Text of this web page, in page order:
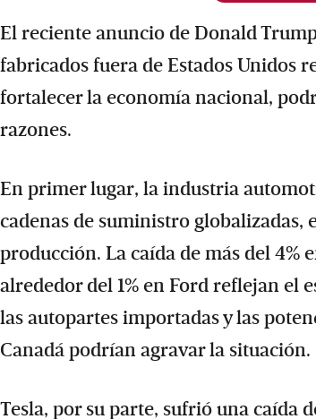
El reciente anuncio de Donald
fabricados fuera de Estados Unidos
fortalecer la economía nacional,
razones.
En primer lugar, la industria
cadenas de suministro
producción. La caída de más del 4%
alrededor del 1% en Ford reflejan el
las autopartes importadas y las
Canadá podrían agravar la situación.
Tesla, por su parte, sufrió una caída